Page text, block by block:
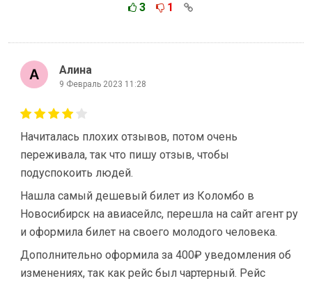
3 1
Алина
9 Февраль 2023 11:28
Начиталась плохих отзывов, потом очень
переживала, так что пишу отзыв, чтобы
подуспокоить людей.
Нашла самый дешевый билет из Коломбо в
Новосибирск на авиасейлс, перешла на сайт агент ру
и оформила билет на своего молодого человека.
Дополнительно оформила за 400₽ уведомления об
изменениях, так как рейс был чартерный. Рейс